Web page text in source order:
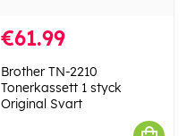
€61.99
Brother TN-2210
Tonerkassett 1 styck
Original Svart